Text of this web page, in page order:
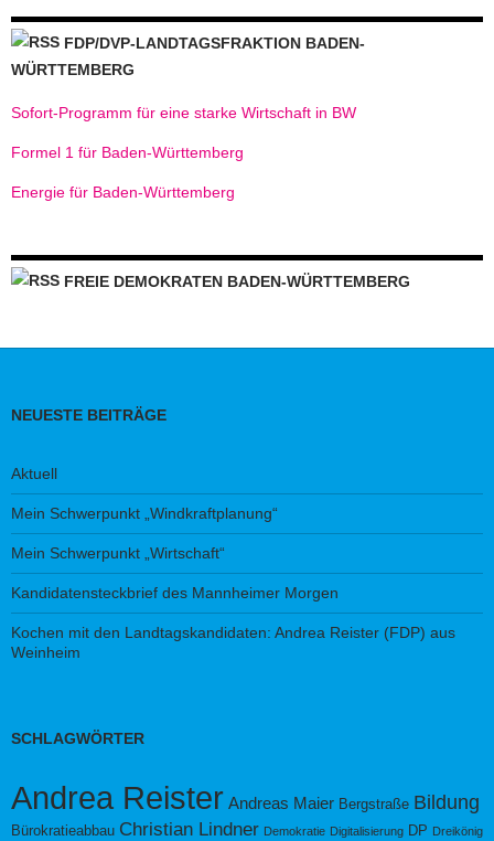
FDP/DVP-LANDTAGSFRAKTION BADEN-
WÜRTTEMBERG
Sofort-Programm für eine starke Wirtschaft in BW
Formel 1 für Baden-Württemberg
Energie für Baden-Württemberg
FREIE DEMOKRATEN BADEN-WÜRTTEMBERG
NEUESTE BEITRÄGE
Aktuell
Mein Schwerpunkt „Windkraftplanung“
Mein Schwerpunkt „Wirtschaft“
Kandidatensteckbrief des Mannheimer Morgen
Kochen mit den Landtagskandidaten: Andrea Reister (FDP) aus
Weinheim
SCHLAGWÖRTER
Andrea Reister Andreas Maier Bergstraße Bildung
Bürokratieabbau Christian Lindner Demokratie Digitalisierung DP Dreikönig